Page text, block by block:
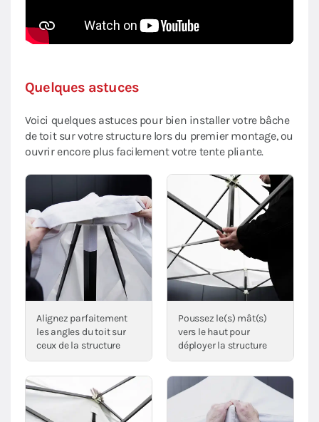
Quelques astuces
Voici quelques astuces pour bien installer votre bâche
de toit sur votre structure lors du premier montage, ou
ouvrir encore plus facilement votre tente pliante.
Alignez parfaitement
les angles du toit sur
ceux de la structure
Poussez le(s) mât(s)
vers le haut pour
déployer la structure